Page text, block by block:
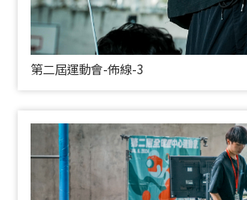
第二屆運動會-佈線-3